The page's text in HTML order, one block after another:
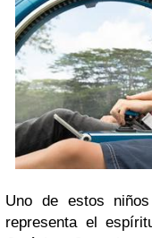
Uno de estos
representa el